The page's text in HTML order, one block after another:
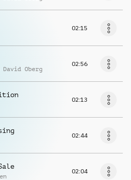
02:15
Oberg
02:56
02:13
02:44
02:04